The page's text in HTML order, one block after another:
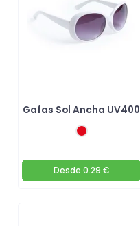
Gafas Sol Ancha UV400
Desde 0.29 €